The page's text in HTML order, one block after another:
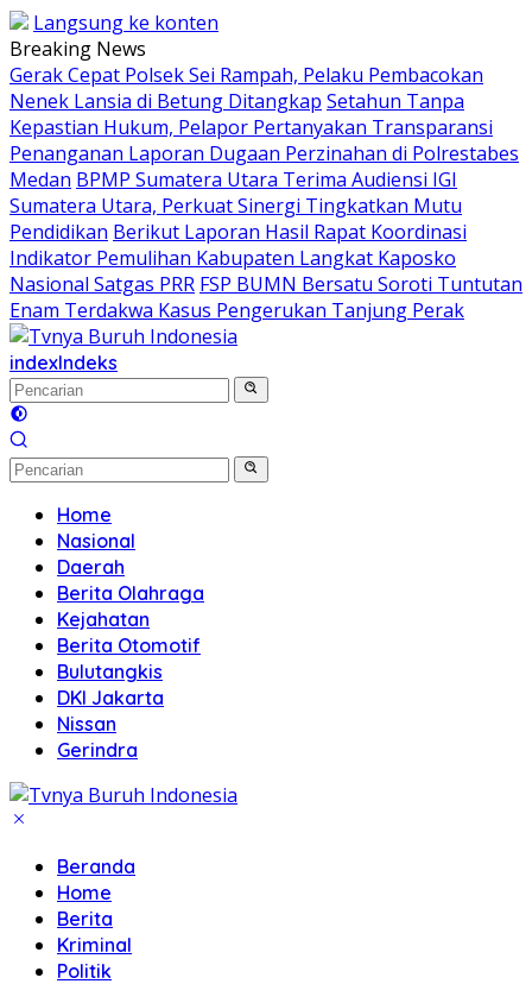
Langsung ke konten
Breaking News
Gerak Cepat Polsek Sei Rampah, Pelaku Pembacokan
Nenek Lansia di Betung Ditangkap Setahun Tanpa
Kepastian Hukum, Pelapor Pertanyakan Transparansi
Penanganan Laporan Dugaan Perzinahan di Polrestabes
Medan BPMP Sumatera Utara Terima Audiensi IGI
Sumatera Utara, Perkuat Sinergi Tingkatkan Mutu
Pendidikan Berikut Laporan Hasil Rapat Koordinasi
Indikator Pemulihan Kabupaten Langkat Kaposko
Nasional Satgas PRR FSP BUMN Bersatu Soroti Tuntutan
Enam Terdakwa Kasus Pengerukan Tanjung Perak
indexIndeks
Home
Nasional
Daerah
Berita Olahraga
Kejahatan
Berita Otomotif
Bulutangkis
DKI Jakarta
Nissan
Gerindra
Beranda
Home
Berita
Kriminal
Politik